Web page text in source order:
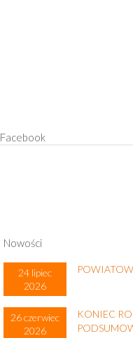
Facebook
Nowości
24 lipiec
2026
26 czerwiec
2026
KONIEC